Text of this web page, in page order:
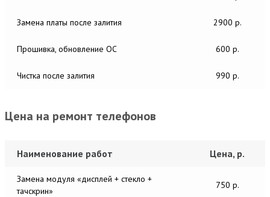
Замена платы после залития 2900 р.
Прошивка, обновление ОС 600 р.
Чистка после залития 990 р.
Цена на ремонт телефонов
Наименование работ Цена, р.
Замена модуля «дисплей + стекло +
тачскрин»
750 р.